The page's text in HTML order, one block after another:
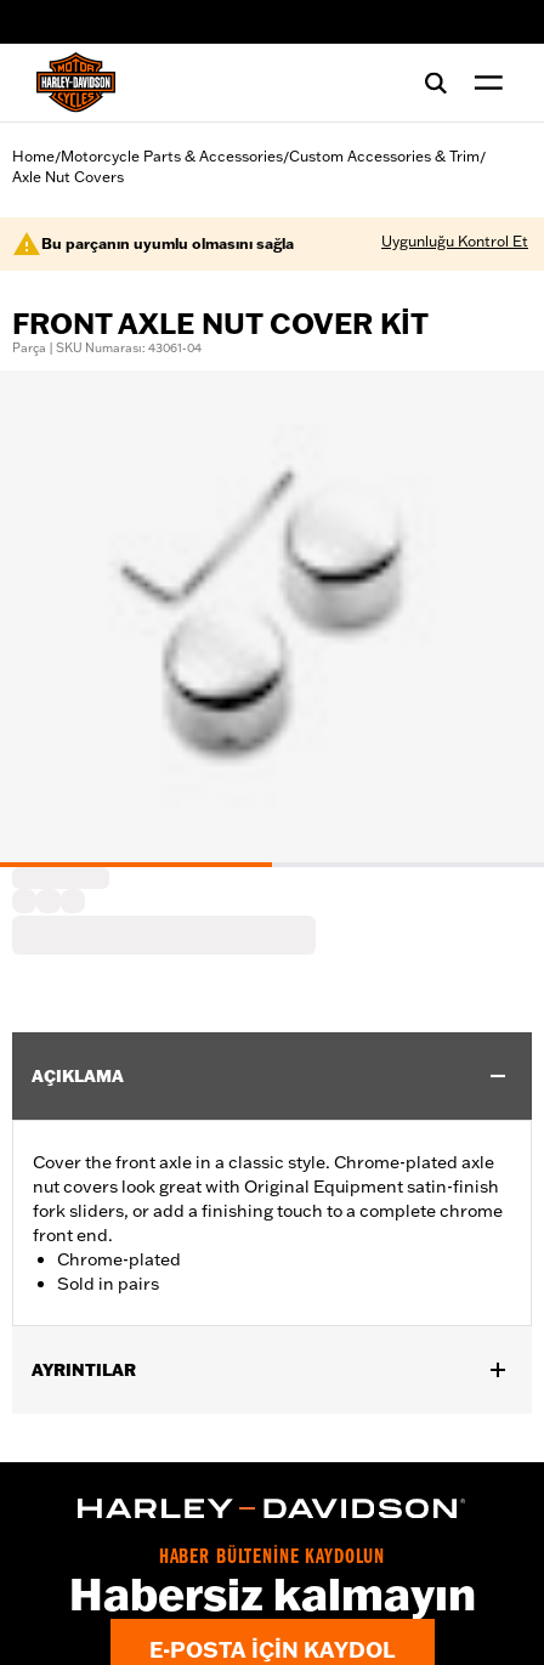
Home/Motorcycle Parts & Accessories/Custom Accessories & Trim/
Axle Nut Covers
Bu parçanın uyumlu olmasını sağla Uygunluğu Kontrol Et
FRONT AXLE NUT COVER KIT
Parça | SKU Numarası: 43061-04
AÇIKLAMA
Cover the front axle in a classic style. Chrome-plated axle
nut covers look great with Original Equipment satin-finish
fork sliders, or add a finishing touch to a complete chrome
front end.
Chrome-plated
Sold in pairs
AYRINTILAR
Material:Billet
1 year limited warranty – Go towww.h-
d.com/warrantyfor full details
HABER BÜLTENİNE KAYDOLUN
Habersiz kalmayın
E-POSTA IÇIN KAYDOL